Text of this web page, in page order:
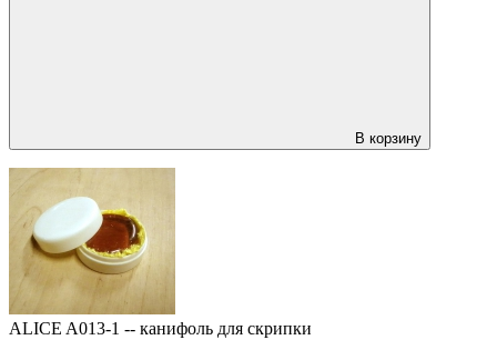
В корзину
ALICE A013-1 -- канифоль для скрипки